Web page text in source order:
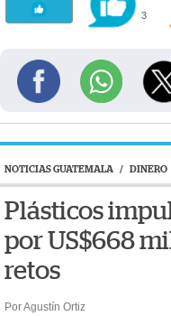
3
NOTICIAS GUATEMALA / DINERO
Plásticos
por US$668
retos
Por Agustín Ortiz